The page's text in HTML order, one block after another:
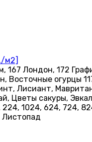
м2]
167 Лондон, 172
Восточные огурцы
Лисиант,
Цветы сакуры,
1024, 624, 724,
Листопад